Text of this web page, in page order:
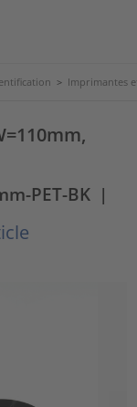
> Imprimantes
PET-BK |